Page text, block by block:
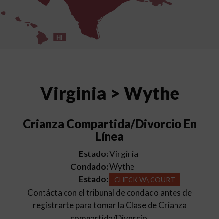
HI
Virginia > Wythe
Crianza Compartida/Divorcio En
Línea
Estado:Virginia
Condado:Wythe
Estado:
CHECK W\ COURT
Contácta con el tribunal de condado antes de
registrarte para tomar la Clase de Crianza